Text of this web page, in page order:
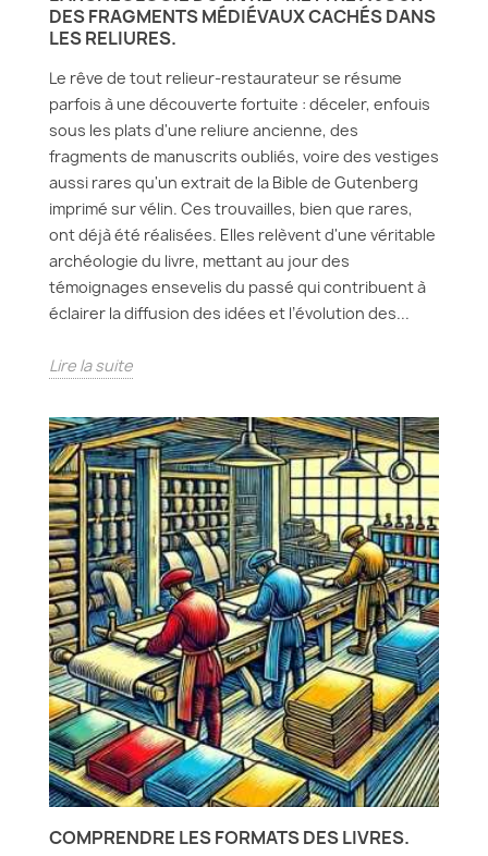
DES FRAGMENTS MÉDIÉVAUX CACHÉS DANS
LES RELIURES.
Le rêve de tout relieur-restaurateur se résume
parfois à une découverte fortuite : déceler, enfouis
sous les plats d'une reliure ancienne, des
fragments de manuscrits oubliés, voire des vestiges
aussi rares qu'un extrait de la Bible de Gutenberg
imprimé sur vélin. Ces trouvailles, bien que rares,
ont déjà été réalisées. Elles relèvent d'une véritable
archéologie du livre, mettant au jour des
témoignages ensevelis du passé qui contribuent à
éclairer la diffusion des idées et l’évolution des...
Lire la suite
COMPRENDRE LES FORMATS DES LIVRES.